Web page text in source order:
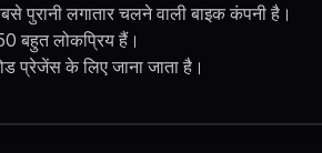
पुरानी लगातार चलने वाली बाइक कंपनी है।
बहुत लोकप्रिय हैं।
प्रेजेंस के लिए जाना जाता है।